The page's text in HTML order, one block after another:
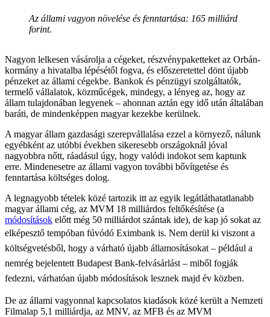
Az állami vagyon növelése és fenntartása: 165 milliárd
forint.
Nagyon lelkesen vásárolja a cégeket, részvénypaketteket az Orbán-
kormány a hivatalba lépésétől fogva, és előszeretettel dönt újabb
pénzeket az állami cégekbe. Bankok és pénzügyi szolgáltatók,
termelő vállalatok, közműcégek, mindegy, a lényeg az, hogy az
állam tulajdonában legyenek – ahonnan aztán egy idő után általában
baráti, de mindenképpen magyar kezekbe kerülnek.
A magyar állam gazdasági szerepvállalása ezzel a környező, nálunk
egyébként az utóbbi években sikeresebb országoknál jóval
nagyobbra nőtt, ráadásul úgy, hogy valódi indokot sem kaptunk
erre. Mindenesetre az állami vagyon további bővítgetése és
fenntartása költséges dolog.
A legnagyobb tételek közé tartozik itt az egyik legátláthatatlanabb
magyar állami cég, az MVM 18 milliárdos feltőkésítése (a
módosítások előtt még 50 milliárdot szántak ide), de kap jó sokat az
elképesztő tempóban fúvódó Eximbank is. Nem derül ki viszont a
költségvetésből, hogy a várható újabb államosításokat – például a
nemrég bejelentett Budapest Bank-felvásárlást – miből fogják
fedezni, várhatóan újabb módosítások lesznek majd év közben.
De az állami vagyonnal kapcsolatos kiadások közé került a Nemzeti
Filmalap 5,1 milliárdja, az MNV, az MFB és az MVM